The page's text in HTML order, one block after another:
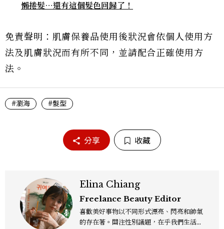
懶捲髮⋯還有這個髮色回歸了！
免責聲明：肌膚保養品使用後狀況會依個人使用方
法及肌膚狀況而有所不同，並請配合正確使用方
法。
#瀏海 #髮型
分享 收藏
Elina Chiang
Freelance Beauty Editor
喜歡美好事物以不同形式漂亮、閃亮和帥氣
的存在著。關注性別議題，在乎我們生活的